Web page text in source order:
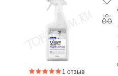
1 отзыв